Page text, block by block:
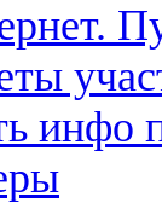
инфо